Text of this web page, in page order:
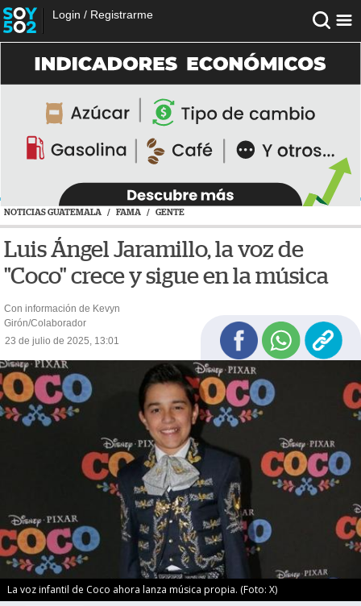
Login / Registrarme
NOTICIAS GUATEMALA / FAMA / GENTE
Luis Ángel Jaramillo, la voz de
"Coco" crece y sigue en la música
Con información de Kevyn
Girón/Colaborador
23 de julio de 2025, 13:01
La voz infantil de Coco ahora lanza música propia. (Foto: X)